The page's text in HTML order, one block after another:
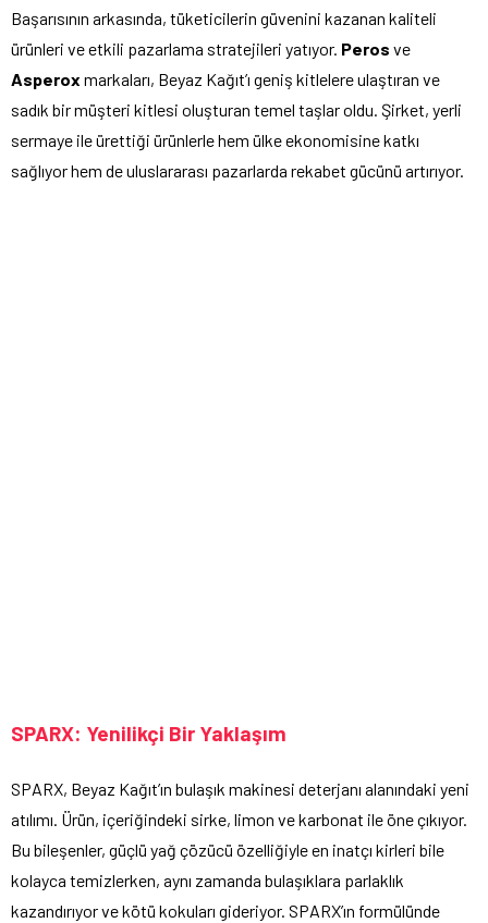
Başarısının arkasında, tüketicilerin güvenini kazanan kaliteli
ürünleri ve etkili pazarlama stratejileri yatıyor. Peros ve
Asperox markaları, Beyaz Kağıt’ı geniş kitlelere ulaştıran ve
sadık bir müşteri kitlesi oluşturan temel taşlar oldu. Şirket, yerli
sermaye ile ürettiği ürünlerle hem ülke ekonomisine katkı
sağlıyor hem de uluslararası pazarlarda rekabet gücünü artırıyor.
SPARX: Yenilikçi Bir Yaklaşım
SPARX, Beyaz Kağıt’ın bulaşık makinesi deterjanı alanındaki yeni
atılımı. Ürün, içeriğindeki sirke, limon ve karbonat ile öne çıkıyor.
Bu bileşenler, güçlü yağ çözücü özelliğiyle en inatçı kirleri bile
kolayca temizlerken, aynı zamanda bulaşıklara parlaklık
kazandırıyor ve kötü kokuları gideriyor. SPARX’ın formülünde